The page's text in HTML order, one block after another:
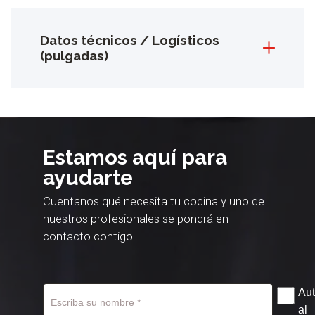
Datos técnicos / Logísticos
(pulgadas)
Estamos aquí para
ayudarte
Cuentanos qué necesita tu cocina y uno de
nuestros profesionales se pondrá en
contacto contigo.
al